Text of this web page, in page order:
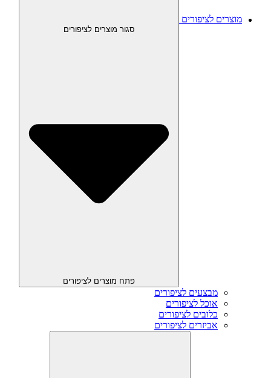
מוצרים לציפורים
סגור מוצרים לציפורים
פתח מוצרים לציפורים
מבצעים לציפורים
אוכל לציפורים
כלובים לציפורים
אביזרים לציפורים